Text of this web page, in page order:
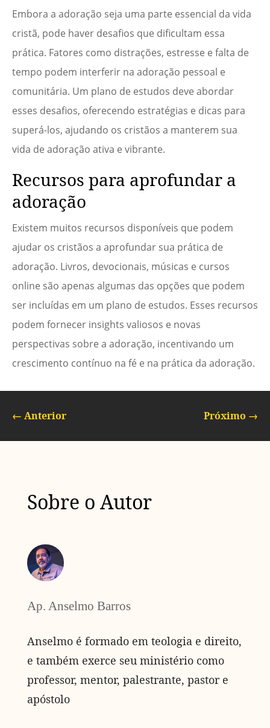
Embora a adoração seja uma parte essencial da vida
cristã, pode haver desafios que dificultam essa
prática. Fatores como distrações, estresse e falta de
tempo podem interferir na adoração pessoal e
comunitária. Um plano de estudos deve abordar
esses desafios, oferecendo estratégias e dicas para
superá-los, ajudando os cristãos a manterem sua
vida de adoração ativa e vibrante.
Recursos para aprofundar a
adoração
Existem muitos recursos disponíveis que podem
ajudar os cristãos a aprofundar sua prática de
adoração. Livros, devocionais, músicas e cursos
online são apenas algumas das opções que podem
ser incluídas em um plano de estudos. Esses recursos
podem fornecer insights valiosos e novas
perspectivas sobre a adoração, incentivando um
crescimento contínuo na fé e na prática da adoração.
← Anterior Próximo →
Sobre o Autor
Ap. Anselmo Barros
Anselmo é formado em teologia e direito,
e também exerce seu ministério como
professor, mentor, palestrante, pastor e
apóstolo